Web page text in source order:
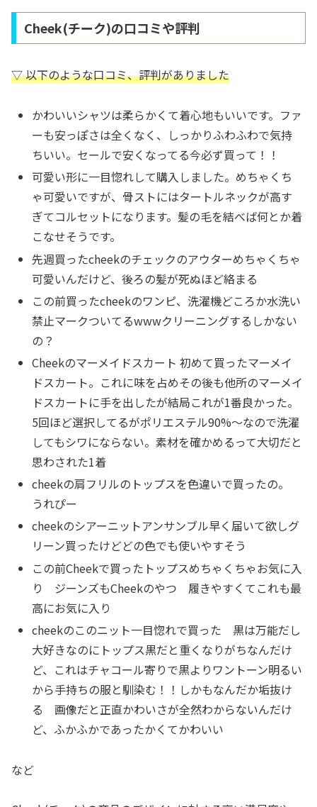
Cheek(チーク)の口コミや評判
▽ 以下のような口コミ、評判がありました
かわいいシャツは柔らかくて着心地もいいです。ファ
ーも安っぽさは全くなく、しっかりふわふわで気持
ちいい。セールで安くなってる今必ず買って！！
可愛い形に一目惚れして購入しました。めちゃくち
ゃ可愛いですが、骨ストにはタートルネックが高す
ぎてコルセットになります。髪の毛を結べば何とか着
こなせそうです。
先週買ったcheekのチェックのアウターめちゃくちゃ
可愛いんだけど、後ろの髪が死ぬほど絡まる
この前買ったcheekのワンピ、洗濯機どころか水洗い
禁止マークついてるwwwクリーニングするしかない
の？
Cheekのマーメイドスカート 初めて買ったマーメイ
ドスカート。これに味を占めその後も他所のマーメイ
ドスカートに手を出したが結局これが1番良かった。
5回ほど選択してるがポリエステル90%〜なので洗濯
してもシワにならない。素材を確かめるって大切だと
思わされた1着
cheekの肩フリルのトップスを色違いで買ったの。
うれぴー
cheekのシアーニットアンサンブル早く届いて欲しグ
リーン買ったけどどの色でも使いやすそう
この前Cheekで買ったトップスめちゃくちゃお気に入
り ジーンズもCheekのやつ 履きやすくてこれも最
高にお気に入り
cheekのこのニット一目惚れで買った 黒は万能だし
大好きなのにトップス黒だと重くなりがちなんだけ
ど、これはチャコール寄りで黒よりワントーン明るい
から手持ちの服と馴染む！！しかもなんだか垢抜け
る 画像だと正直かわいさが全然わからないんだけ
ど、ふかふかであったかくてかわいい
など